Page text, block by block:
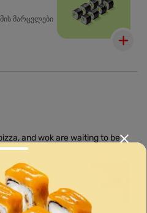
მარცვლები
and wok are waiting to be
location and explore the